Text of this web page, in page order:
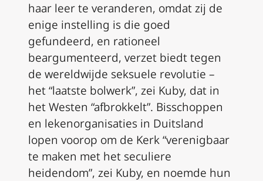
haar leer te veranderen, omdat zij de
enige instelling is die goed
gefundeerd, en rationeel
beargumenteerd, verzet biedt tegen
de wereldwijde seksuele revolutie –
het “laatste bolwerk”, zei Kuby, dat in
het Westen “afbrokkelt”. Bisschoppen
en lekenorganisaties in Duitsland
lopen voorop om de Kerk “verenigbaar
te maken met het seculiere
heidendom”, zei Kuby, en noemde hun